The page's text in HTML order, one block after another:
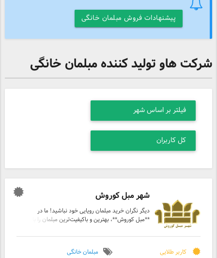
پیشنهادات فروش مبلمان خانگی
شرکت هاو تولید کننده مبلمان خانگی
شهر مبل کوروش
دیگر نگران خرید مبلمان رویایی خود نباشید! ما در
**مبل کوروش**، بهترین و باکیفیت‌ترین مبلمان را با
تخفیف ویژه و اقساط بی‌نظیر برای مدت محدود! با
تنها 5 میلیون تومان پیش‌پرداخت، صاحب مبلمان
کاربر طلایی
مبلمان خانگی